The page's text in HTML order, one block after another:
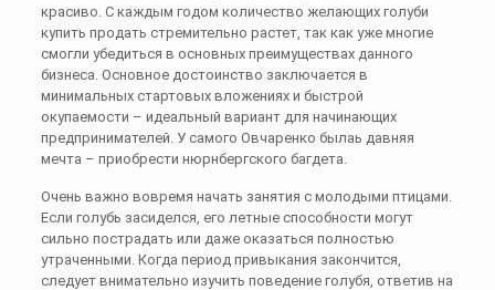
красиво. С каждым годом количество желающих голуби
купить продать стремительно растет, так как уже многие
смогли убедиться в основных преимуществах данного
бизнеса. Основное достоинство заключается в
минимальных стартовых вложениях и быстрой
окупаемости – идеальный вариант для начинающих
предпринимателей. У самого Овчаренко былаь давняя
мечта – приобрести нюрнбергского багдета.
Очень важно вовремя начать занятия с молодыми птицами.
Если голубь засиделся, его летные способности могут
сильно пострадать или даже оказаться полностью
утраченными. Когда период привыкания закончится,
следует внимательно изучить поведение голубя, ответив на